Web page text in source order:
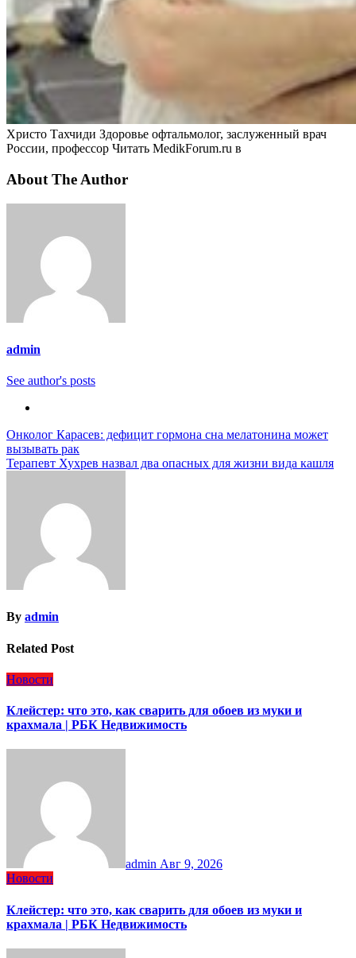
Христо Тахчиди Здоровье офтальмолог, заслуженный врач
России, профессор Читать MedikForum.ru в
About The Author
admin
See author's posts
Навигация
по
Онколог Карасев: дефицит гормона сна мелатонина может
вызывать рак
Терапевт Хухрев назвал два опасных для жизни вида кашля
By admin
Related Post
Новости
Клейстер: что это, как сварить для обоев из муки и
крахмала | РБК Недвижимость
admin Авг 9, 2026
Новости
Клейстер: что это, как сварить для обоев из муки и
крахмала | РБК Недвижимость